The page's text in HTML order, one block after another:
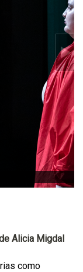
Alicia Migdal
como